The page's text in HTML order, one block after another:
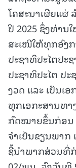
ໂຄສະນາເຜີຍແຜ່
ປີ 2025 ຊຶ່ງທ່ານ
ສະເໜີໃຫ້ທຸກອົງກ
ປະຊາທິປະໄຕປະ
ປະຊາທິປະໄຕ ປ
ງວດ ແລະ ເປັນເ
ທຸກເອກະສານທ
ກົດໝາຍຂຶ້ນກ່ອນ
ຈຳເປັນຂຽນພາ
ຊີ້ນຳພາກສ່ວນທີ່